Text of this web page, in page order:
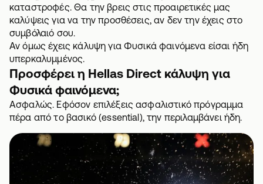
καταστροφές. Θα την βρεις στις προαιρετικές μας
καλύψεις για να την προσθέσεις, αν δεν την έχεις στο
συμβόλαιό σου.
Αν όμως έχεις κάλυψη για Φυσικά φαινόμενα είσαι ήδη
υπερκαλυμμένος.
Προσφέρει η Hellas Direct κάλυψη για
Φυσικά φαινόμενα;
Ασφαλώς. Εφόσον επιλέξεις ασφαλιστικό πρόγραμμα
πέρα από το βασικό (essential), την περιλαμβάνει ήδη.